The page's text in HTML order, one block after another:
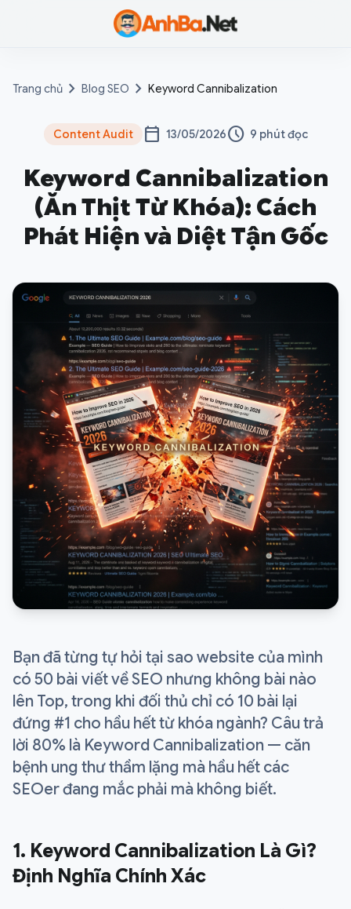
Anh Ba
Trang chủ chevron_right Blog SEO chevron_right Keyword Cannibalization
Content Audit calendar_today 13/05/2026schedule 9 phút đọc
Keyword Cannibalization
(Ăn Thịt Từ Khóa): Cách
Phát Hiện và Diệt Tận Gốc
Bạn đã từng tự hỏi tại sao website của mình
có 50 bài viết về SEO nhưng không bài nào
lên Top, trong khi đối thủ chỉ có 10 bài lại
đứng #1 cho hầu hết từ khóa ngành? Câu trả
lời 80% là Keyword Cannibalization — căn
bệnh ung thư thầm lặng mà hầu hết các
SEOer đang mắc phải mà không biết.
1. Keyword Cannibalization Là Gì?
Định Nghĩa Chính Xác